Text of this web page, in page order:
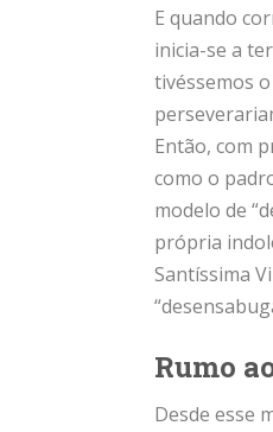
E quando
inicia-se a
tivéssemos
Então, com
como o
modelo de
própria
Santíssima
Rumo
Desde esse